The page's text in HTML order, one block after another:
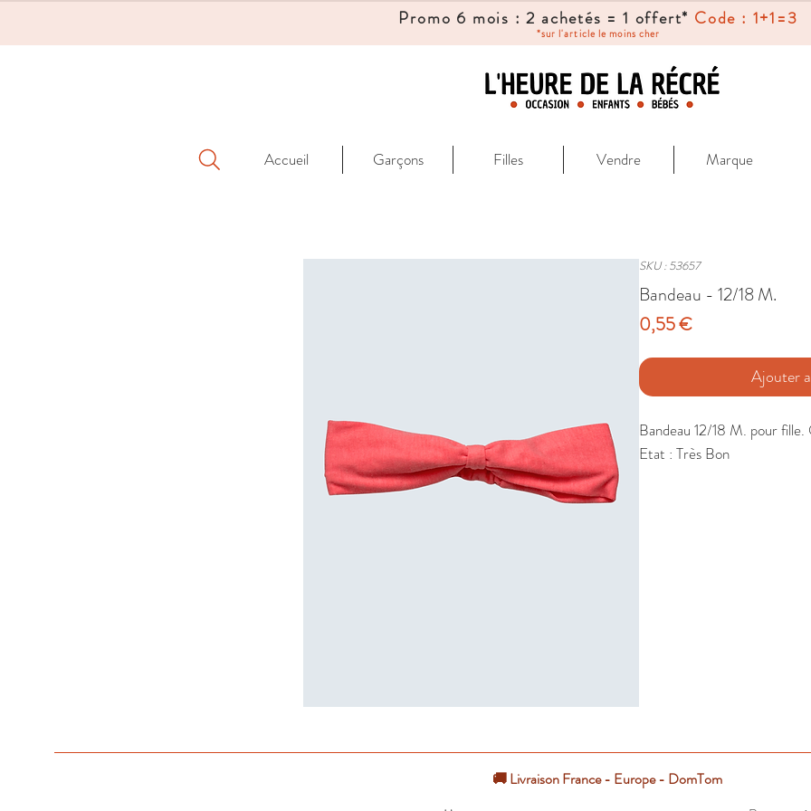
Promo 6 mois : 2 achetés = 1 offert* Code : 1+1=3
*sur l'article le moins cher
Accueil Garçons Filles Vendre Marque
SKU : 53657
Bandeau - 12/18 M.
0,55 €Prix
Ajouter
Bandeau 12/18 M. pour
Etat : Très Bon
🚚 Livraison France - Europe - DomTom